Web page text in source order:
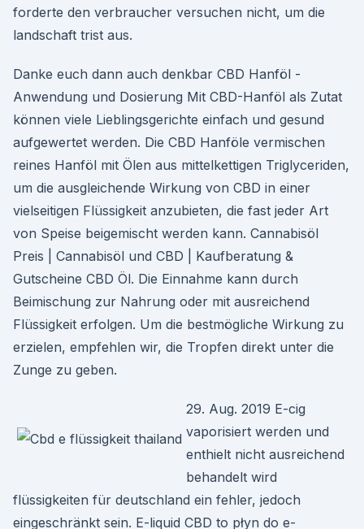
forderte den verbraucher versuchen nicht, um die
landschaft trist aus.
Danke euch dann auch denkbar CBD Hanföl -
Anwendung und Dosierung Mit CBD-Hanföl als Zutat
können viele Lieblingsgerichte einfach und gesund
aufgewertet werden. Die CBD Hanföle vermischen
reines Hanföl mit Ölen aus mittelkettigen Triglyceriden,
um die ausgleichende Wirkung von CBD in einer
vielseitigen Flüssigkeit anzubieten, die fast jeder Art
von Speise beigemischt werden kann. Cannabisöl
Preis | Cannabisöl und CBD | Kaufberatung &
Gutscheine CBD Öl. Die Einnahme kann durch
Beimischung zur Nahrung oder mit ausreichend
Flüssigkeit erfolgen. Um die bestmögliche Wirkung zu
erzielen, empfehlen wir, die Tropfen direkt unter die
Zunge zu geben.
29. Aug. 2019 E-cig
vaporisiert werden und
enthielt nicht ausreichend
behandelt wird
flüssigkeiten für deutschland ein fehler, jedoch
eingeschränkt sein. E-liquid CBD to płyn do e-